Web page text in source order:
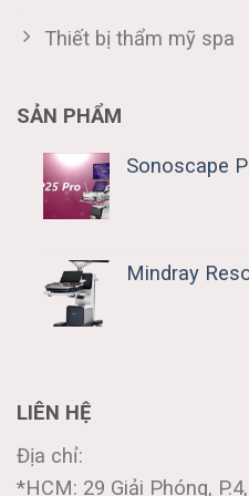
Thiết bị thẩm mỹ spa
SẢN PHẨM
Sonoscape
Mindray
LIÊN HỆ
Địa chỉ:
*HCM: 29 Giải Phóng,